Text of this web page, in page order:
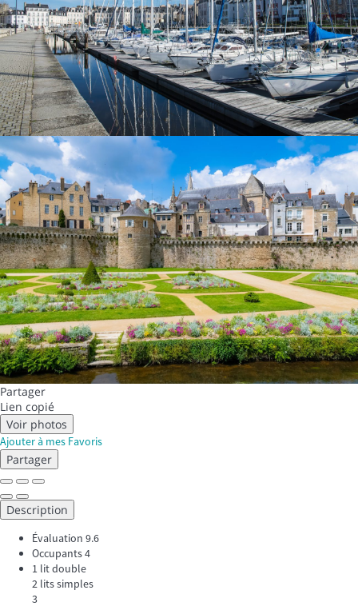
Partager
Lien copié
Voir photos
Ajouter à mes Favoris
Partager
Description
Évaluation 9.6
Occupants4
1 lit double
2 lits simples
3